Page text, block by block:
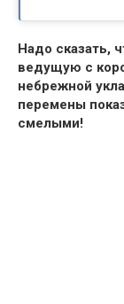
Надо сказать,
ведущую с
небрежной
перемены
смелыми!